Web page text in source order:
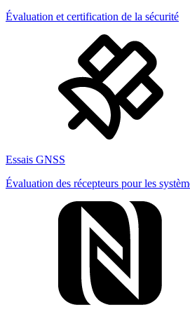
Évaluation et certification de la sécurité
Essais GNSS
Évaluation des récepteurs pour les